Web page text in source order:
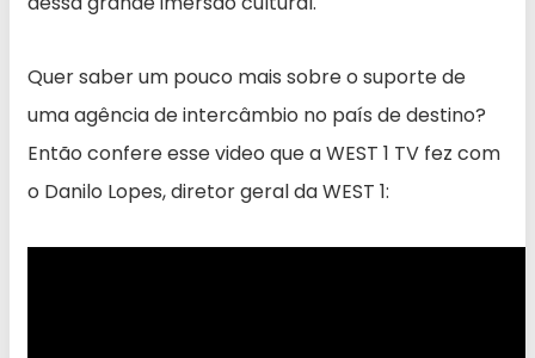
Quer saber um pouco mais sobre o suporte de
uma agência de intercâmbio no país de destino?
Então confere esse video que a WEST 1 TV fez com
o Danilo Lopes, diretor geral da WEST 1: